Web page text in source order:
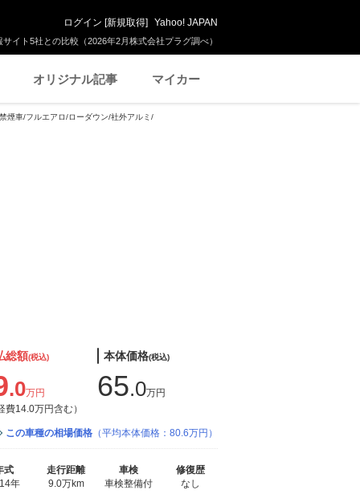
イト5社との比較（2026年2月株式会社プラグ調べ）
ログイン [新規取得] Yahoo! JAPAN
オリジナル記事 マイカー
煙車/フルエアロ/ローダウン/社外アルミ/
総額(税込)
.0万円
費14.0万円含む）
本体価格(税込)
65.0万円
この車種の相場価格 （平均本体価格：80.6万円）
式
年
走行距離
9.0万km
車検
車検整備付
修復歴
なし